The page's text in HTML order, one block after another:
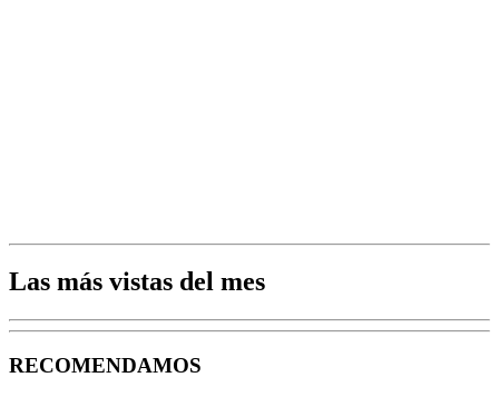
Las más vistas del mes
RECOMENDAMOS